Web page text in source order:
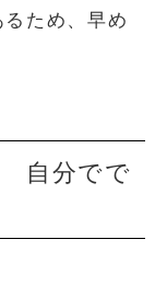
ため、早め
自分でで